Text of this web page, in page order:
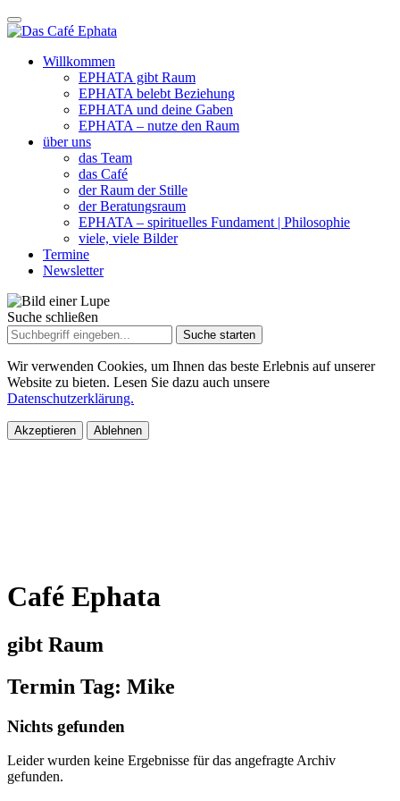
Willkommen
EPHATA gibt Raum
EPHATA belebt Beziehung
EPHATA und deine Gaben
EPHATA – nutze den Raum
über uns
das Team
das Café
der Raum der Stille
der Beratungsraum
EPHATA – spirituelles Fundament | Philosophie
viele, viele Bilder
Termine
Newsletter
Suche schließen
Suche
nach:
Wir verwenden Cookies, um Ihnen das beste Erlebnis auf unserer
Website zu bieten. Lesen Sie dazu auch unsere
Datenschutzerklärung.
Akzeptieren Ablehnen
Café Ephata
gibt Raum
Termin Tag: Mike
Nichts gefunden
Leider wurden keine Ergebnisse für das angefragte Archiv
gefunden.